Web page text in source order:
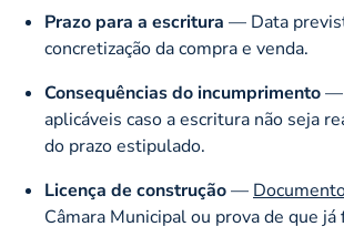
Prazo para a escritura — Data
concretização da compra e venda.
Consequências do incumprimento—
aplicáveis caso a escritura não seja
do prazo estipulado.
Licença de construção—
Câmara Municipal ou prova de que